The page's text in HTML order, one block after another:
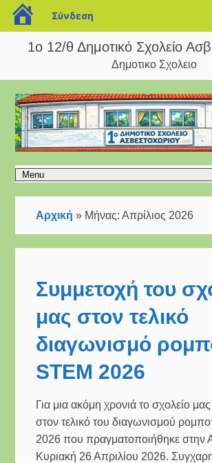
blogs.sch.gr
Σύνδεση
1ο 12/θ Δημοτικό Σχολείο
Δημοτικο Σχολειο
Αρχική » Μήνας:Απρίλιος 2026
Συμμετοχή του
μας στον τελικό
διαγωνισμό
STEM 2026
Για μια ακόμη χρονιά το σχολείο
στον τελικό του διαγωνισμού
2026 που πραγματοποιήθηκε στην
Κυριακή 26 Απριλίου 2026.